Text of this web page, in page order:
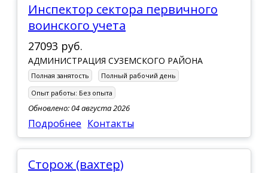
Инспектор сектора первичного
воинского учета
27093 руб.
АДМИНИСТРАЦИЯ СУЗЕМСКОГО РАЙОНА
Полная занятость
Полный рабочий день
Опыт работы: Без опыта
Обновлено: 04 августа 2026
Подробнее Контакты
Сторож (вахтер)